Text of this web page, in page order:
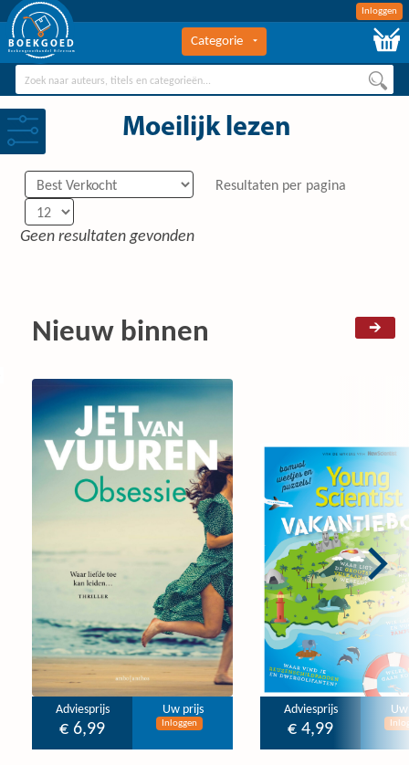
Inloggen
BOEKGOED
Boekengroothandel Hilversum
Categorie
Moeilijk lezen
Resultaten per pagina
Geen resultaten gevonden
Nieuw binnen
Adviesprijs
€ 6,99
Uw prijs
Inloggen
Adviesprijs
€ 4,99